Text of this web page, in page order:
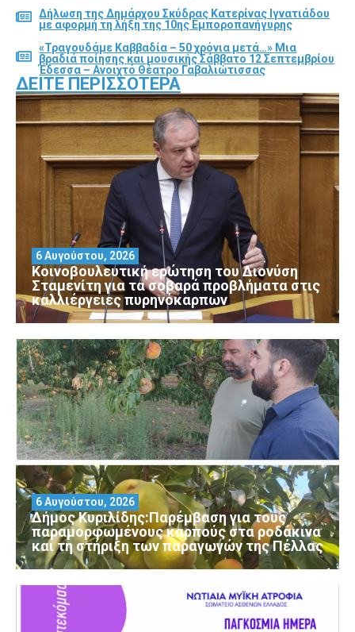
Δήλωση της Δημάρχου Σκύδρας Κατερίνας Ιγνατιάδου
με αφορμή τη λήξη της 10ης Εμποροπανήγυρης
«Τραγουδάμε Καββαδία – 50 χρόνια μετά…» Μια
βραδιά ποίησης και μουσικής Σάββατο 12 Σεπτεμβρίου
Έδεσσα – Ανοιχτό Θέατρο Γαβαλιώτισσας
ΔΕΊΤΕ ΠΕΡΙΣΣΌΤΕΡΑ
Κοινοβουλευτική ερώτηση του Διονύση
Σταμενίτη για τα σοβαρά προβλήματα στις
καλλιέργειες πυρηνόκαρπων
6 Αυγούστου, 2026
Δήμος Κυριλίδης:Παρέμβαση για τους
παραμορφωμένους καρπούς στα ροδάκινα
και τη στήριξη των παραγωγών της Πέλλας
6 Αυγούστου, 2026